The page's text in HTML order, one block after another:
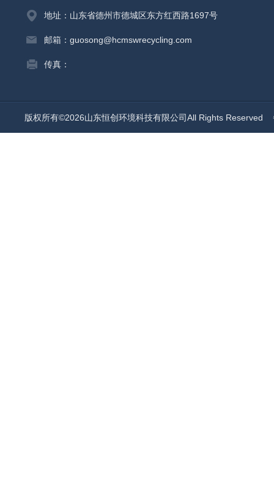
地址：山东省德州市德城区东方红西路1697号
邮箱：guosong@hcmswrecycling.com
传真：
版权所有©2026山东恒创环境科技有限公司All Rights Reserved